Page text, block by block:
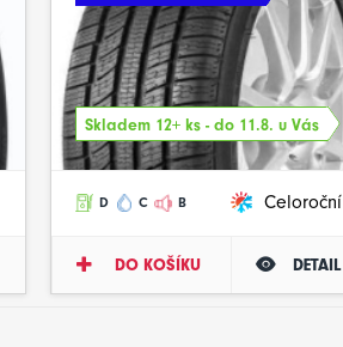
Skladem 12+ ks - do 11.8. u Vás
D C B Celoroční
DO KOŠÍKU DETAIL